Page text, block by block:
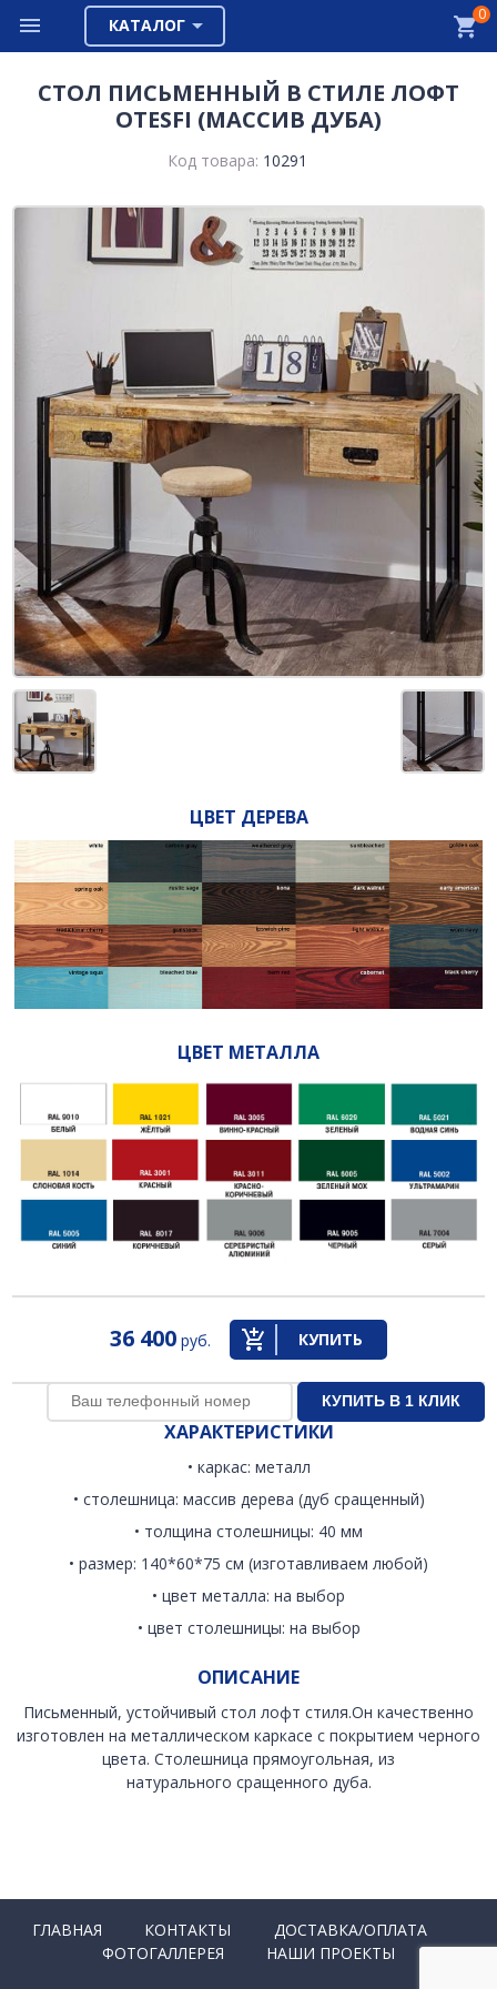
КАТАЛОГ
0
СТОЛ ПИСЬМЕННЫЙ В СТИЛЕ ЛОФТ
OTESFI (МАССИВ ДУБА)
Код товара: 10291
ЦВЕТ ДЕРЕВА
ЦВЕТ МЕТАЛЛА
36 400 руб. КУПИТЬ
ХАРАКТЕРИСТИКИ
• каркас: металл
• столешница: массив дерева (дуб сращенный)
• толщина столешницы: 40 мм
• размер: 140*60*75 см (изготавливаем любой)
• цвет металла: на выбор
• цвет столешницы: на выбор
ОПИСАНИЕ
Письменный, устойчивый стол лофт стиля.Он качественно
изготовлен на металлическом каркасе с покрытием черного
цвета. Столешница прямоугольная, из
натурального сращенного дуба.
ГЛАВНАЯ КОНТАКТЫ
ДОСТАВКА/ОПЛАТА
ФОТОГАЛЛЕРЕЯ
НАШИ ПРОЕКТЫ